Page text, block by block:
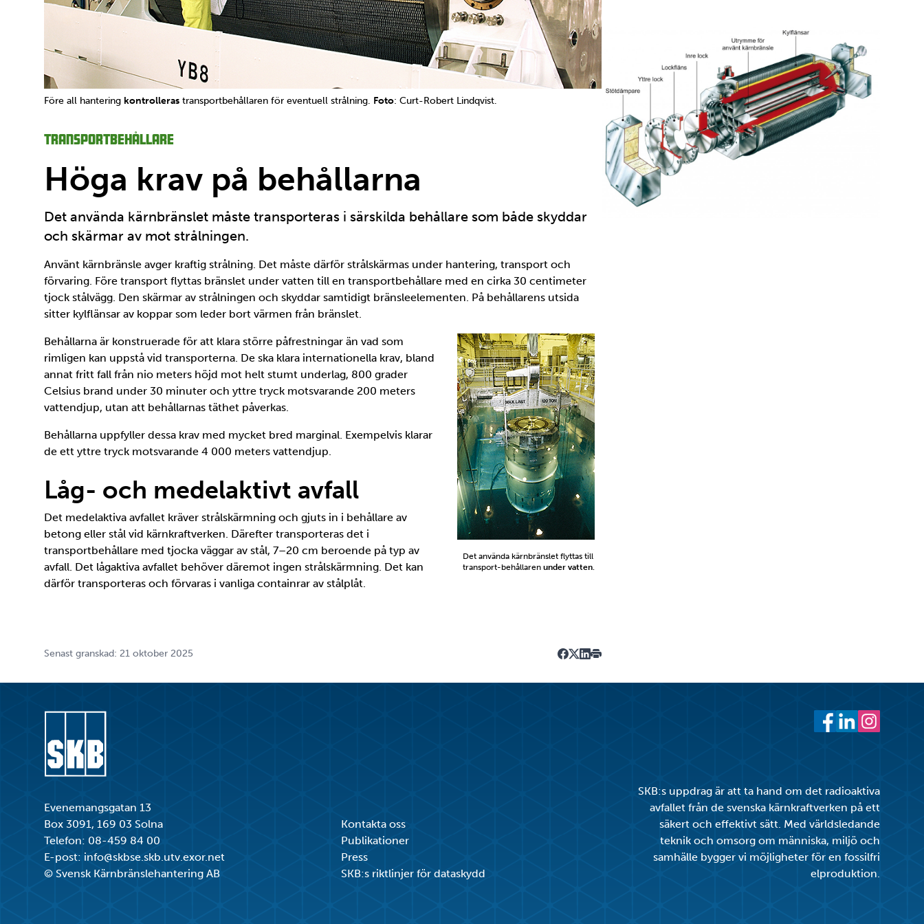
Före all hantering kontrolleras transportbehållaren för eventuell strålning. Foto: Curt-Robert Lindqvist.
Transportbehållare
Höga krav på behållarna
Det använda kärnbränslet måste transporteras i särskilda behållare som både skyddar
och skärmar av mot strålningen.
Använt kärnbränsle avger kraftig strålning. Det måste därför strålskärmas under hantering, transport och
förvaring. Före transport flyttas bränslet under vatten till en transportbehållare med en cirka 30 centimeter
tjock stålvägg. Den skärmar av strålningen och skyddar samtidigt bränsleelementen. På behållarens utsida
sitter kylflänsar av koppar som leder bort värmen från bränslet.
Det använda kärnbränslet flyttas till
transport-behållarenunder vatten.
Behållarna är konstruerade för att klara större påfrestningar än vad som
rimligen kan uppstå vid transporterna. De ska klara internationella krav, bland
annat fritt fall från nio meters höjd mot helt stumt underlag, 800 grader
Celsius brand under 30 minuter och yttre tryck motsvarande 200 meters
vattendjup, utan att behållarnas täthet påverkas.
Behållarna uppfyller dessa krav med mycket bred marginal. Exempelvis klarar
de ett yttre tryck motsvarande 4 000 meters vattendjup.
Låg- och medelaktivt avfall
Det medelaktiva avfallet kräver strålskärmning och gjuts in i behållare av
betong eller stål vid kärnkraftverken. Därefter transporteras det i
transportbehållare med tjocka väggar av stål, 7–20 cm beroende på typ av
avfall. Det lågaktiva avfallet behöver däremot ingen strålskärmning. Det kan
därför transporteras och förvaras i vanliga containrar av stålplåt.
Senast granskad: 21 oktober 2025
Evenemangsgatan 13
Box 3091, 169 03 Solna
Telefon: 08-459 84 00
E-post: info@skbse.skb.utv.exor.net
© Svensk Kärnbränslehantering AB
Kontakta oss
Publikationer
Press
SKB:s riktlinjer för dataskydd
SKB:s uppdrag är att ta hand om det radioaktiva
avfallet från de svenska kärnkraftverken på ett
säkert och effektivt sätt. Med världsledande
teknik och omsorg om människa, miljö och
samhälle bygger vi möjligheter för en fossilfri
elproduktion.